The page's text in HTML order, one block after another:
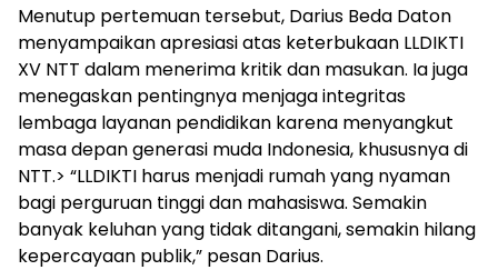
Menutup pertemuan tersebut, Darius Beda Daton
menyampaikan apresiasi atas keterbukaan LLDIKTI
XV NTT dalam menerima kritik dan masukan. Ia juga
menegaskan pentingnya menjaga integritas
lembaga layanan pendidikan karena menyangkut
masa depan generasi muda Indonesia, khususnya di
NTT.> “LLDIKTI harus menjadi rumah yang nyaman
bagi perguruan tinggi dan mahasiswa. Semakin
banyak keluhan yang tidak ditangani, semakin hilang
kepercayaan publik,” pesan Darius.